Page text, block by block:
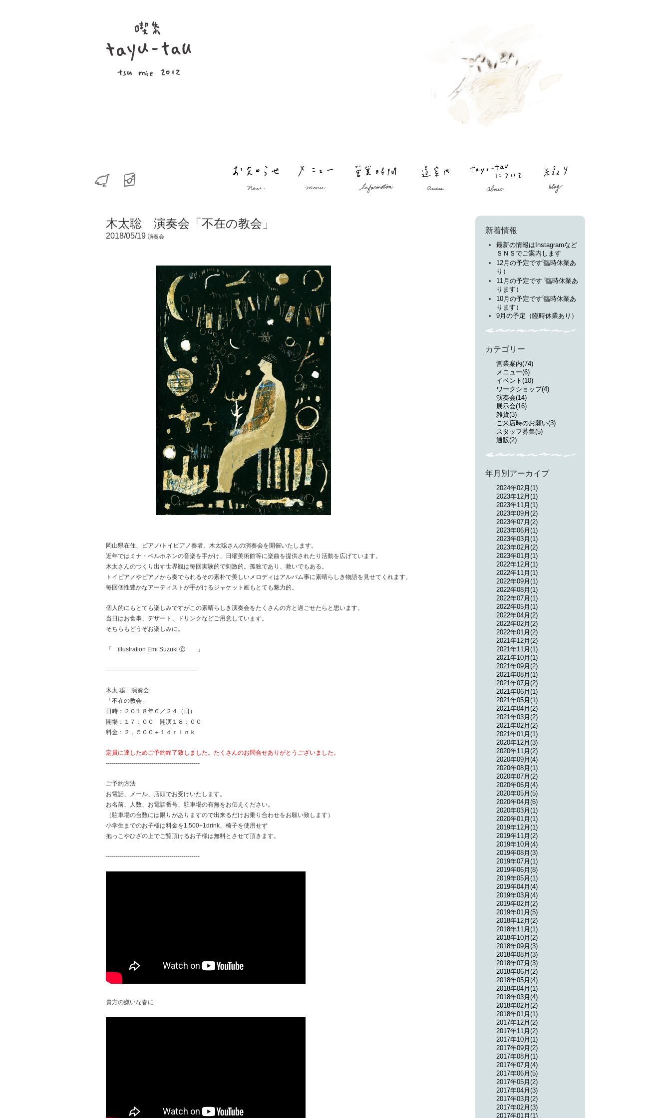
木太聡 演奏会「不在の教会」
2018/05/19 演奏会
岡山県在住、ピアノ/トイピアノ奏者、木太聡さんの演奏会を開催いたします。
近年ではミナ・ペルホネンの音楽を手がけ、日曜美術館等に楽曲を提供されたり活動を広げています。
木太さんのつくり出す世界観は毎回実験的で刺激的。孤独であり、救いでもある。
トイピアノやピアノから奏でられるその素朴で美しいメロディはアルバム事に素晴らしき物語を見せてくれます。
毎回個性豊かなアーティストが手がけるジャケット画もとても魅力的。
個人的にもとても楽しみですがこの素晴らしき演奏会をたくさんの方と過ごせたらと思います。
当日はお食事、デザート、ドリンクなどご用意しています。
そちらもどうぞお楽しみに。
「 illustration Emi Suzuki Ⓒ 」
----------------------------------------------
木太 聡 演奏会
「不在の教会」
日時：２０１８年６／２４（日）
開場：１７：００ 開演１８：００
料金：２，５００＋１ｄｒｉｎｋ
定員に達しためご予約終了致しました。たくさんのお問合せありがとうございました。
-----------------------------------------------
ご予約方法
お電話、メール、店頭でお受けいたします。
お名前、人数、お電話番号、駐車場の有無をお伝えください。
（駐車場の台数には限りがありますので出来るだけお乗り合わせをお願い致します）
小学生までのお子様は料金を1,500+1drink、椅子を使用せず
抱っこやひざの上でご覧頂けるお子様は無料とさせて頂きます。
-----------------------------------------------
貴方の嫌いな春に
新着情報
最新の情報はInstagramなど
ＳＮＳでご案内します
12月の予定です⁽臨時休業あ
り）
11月の予定です ⁽臨時休業あ
ります）
10月の予定です⁽臨時休業あ
ります）
9月の予定（臨時休業あり）
カテゴリー
営業案内(74)
メニュー(6)
イベント(10)
ワークショップ(4)
演奏会(14)
展示会(16)
雑貨(3)
ご来店時のお願い(3)
スタッフ募集(5)
通販(2)
年月別アーカイブ
2024年02月(1)
2023年12月(1)
2023年11月(1)
2023年09月(2)
2023年07月(2)
2023年06月(1)
2023年03月(1)
2023年02月(2)
2023年01月(1)
2022年12月(1)
2022年11月(1)
2022年09月(1)
2022年08月(1)
2022年07月(1)
2022年05月(1)
2022年04月(2)
2022年02月(2)
2022年01月(2)
2021年12月(2)
2021年11月(1)
2021年10月(1)
2021年09月(2)
2021年08月(1)
2021年07月(2)
2021年06月(1)
2021年05月(1)
2021年04月(2)
2021年03月(2)
2021年02月(2)
2021年01月(1)
2020年12月(3)
2020年11月(2)
2020年09月(4)
2020年08月(1)
2020年07月(2)
2020年06月(4)
2020年05月(5)
2020年04月(6)
2020年03月(1)
2020年01月(1)
2019年12月(1)
2019年11月(2)
2019年10月(4)
2019年08月(3)
2019年07月(1)
2019年06月(8)
2019年05月(1)
2019年04月(4)
2019年03月(4)
2019年02月(2)
2019年01月(5)
2018年12月(2)
2018年11月(1)
2018年10月(2)
2018年09月(3)
2018年08月(3)
2018年07月(3)
2018年06月(2)
2018年05月(4)
2018年04月(1)
2018年03月(4)
2018年02月(2)
2018年01月(1)
2017年12月(2)
2017年11月(2)
2017年10月(1)
2017年09月(2)
2017年08月(1)
2017年07月(4)
2017年06月(5)
2017年05月(2)
2017年04月(3)
2017年03月(2)
2017年02月(3)
2017年01月(1)